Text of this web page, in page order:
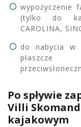
wypożyczenie
(tylko do
CAROLINA,
do nabycia w
płaszcze
Po spływie
Villi
kajakowym